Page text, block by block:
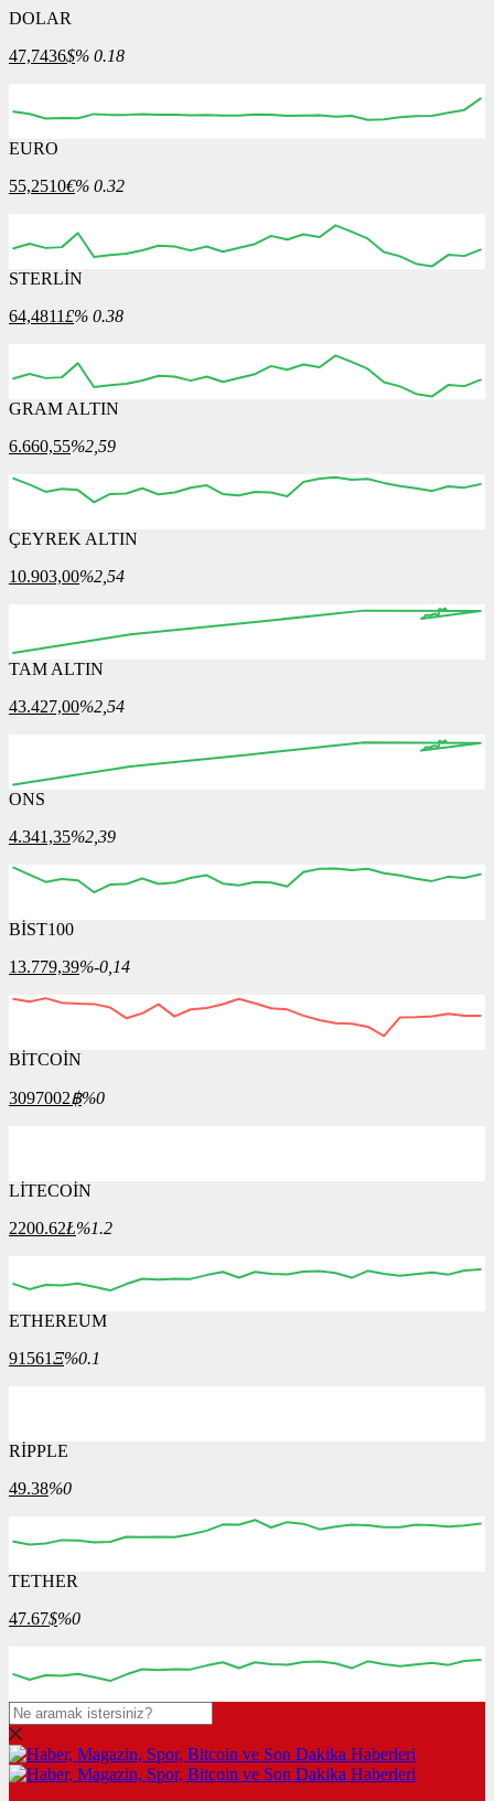
DOLAR
47,7436$% 0.18
EURO
55,2510€% 0.32
STERLİN
64,4811£% 0.38
GRAM ALTIN
6.660,55%2,59
ÇEYREK ALTIN
10.903,00%2,54
TAM ALTIN
43.427,00%2,54
ONS
4.341,35%2,39
BİST100
13.779,39%-0,14
BİTCOİN
3097002฿%0
LİTECOİN
2200.62Ł%1.2
ETHEREUM
91561Ξ%0.1
RİPPLE
49.38%0
TETHER
47.67$%0